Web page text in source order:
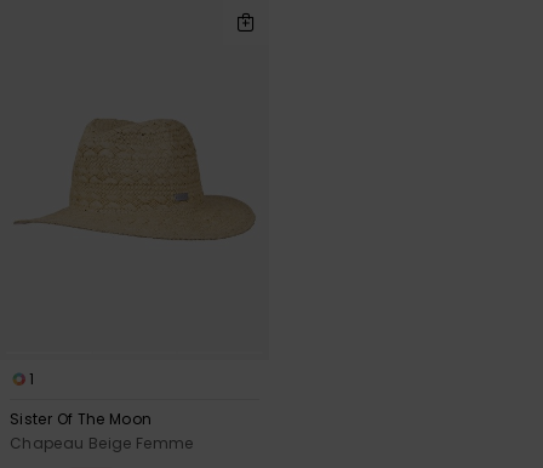
1
Sister Of The Moon
Chapeau Beige Femme